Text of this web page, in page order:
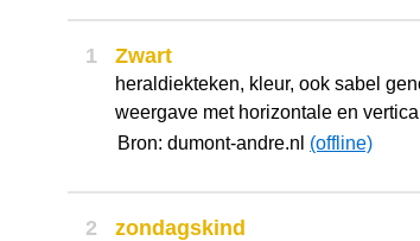
1 Zwart
heraldiekteken, kleur, ook sabel
weergave met horizontale en
Bron: dumont-andre.nl (offline)
2 zondagskind